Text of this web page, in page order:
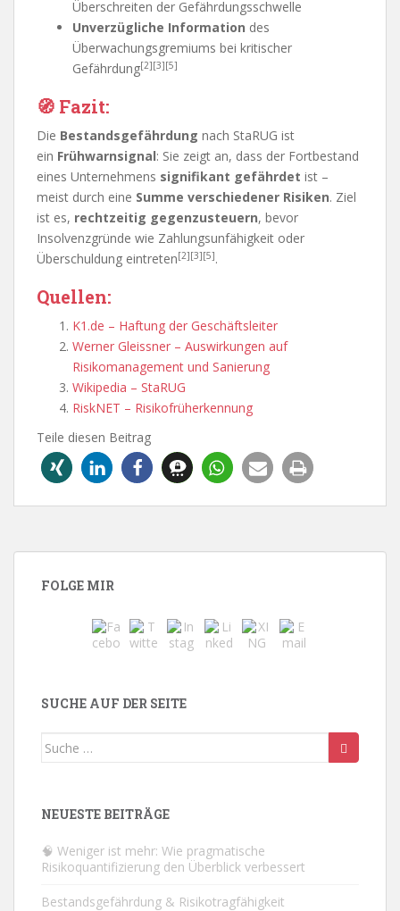
Überschreiten der Gefährdungsschwelle
Unverzügliche Information des
Überwachungsgremiums bei kritischer
Gefährdung[2][3][5]
🧭 Fazit:
Die Bestandsgefährdung nach StaRUG ist
ein Frühwarnsignal: Sie zeigt an, dass der Fortbestand
eines Unternehmens signifikant gefährdet ist –
meist durch eine Summe verschiedener Risiken. Ziel
ist es, rechtzeitig gegenzusteuern, bevor
Insolvenzgründe wie Zahlungsunfähigkeit oder
Überschuldung eintreten[2][3][5].
Quellen:
K1.de – Haftung der Geschäftsleiter
Werner Gleissner – Auswirkungen auf
Risikomanagement und Sanierung
Wikipedia – StaRUG
RiskNET – Risikofrüherkennung
Teile diesen Beitrag
FOLGE MIR
SUCHE AUF DER SEITE
Suche
NEUESTE BEITRÄGE
🧠 Weniger ist mehr: Wie pragmatische
Risikoquantifizierung den Überblick verbessert
Bestandsgefährdung & Risikotragfähigkeit